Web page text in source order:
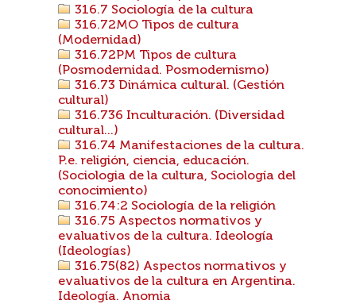
316.7 Sociología de la cultura
316.72MO Tipos de cultura
(Modernidad)
316.72PM Tipos de cultura
(Posmodernidad. Posmodernismo)
316.73 Dinámica cultural. (Gestión
cultural)
316.736 Inculturación. (Diversidad
cultural...)
316.74 Manifestaciones de la cultura.
P.e. religión, ciencia, educación.
(Sociologia de la cultura, Sociología del
conocimiento)
316.74:2 Sociología de la religión
316.75 Aspectos normativos y
evaluativos de la cultura. Ideología
(Ideologías)
316.75(82) Aspectos normativos y
evaluativos de la cultura en Argentina.
Ideología. Anomia